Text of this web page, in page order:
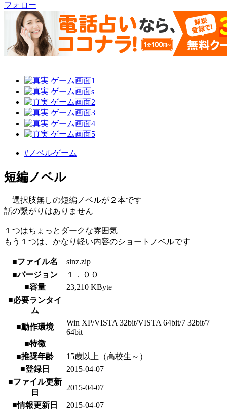
フォロー
#ノベルゲーム
短編ノベル
選択肢無しの短編ノベルが２本です
話の繋がりはありません
１つはちょっとダークな雰囲気
もう１つは、かなり軽い内容のショートノベルです
■ファイル名
sinz.zip
■バージョン
１．００
■容量
23,210 KByte
■必要ランタイ
ム
■動作環境
Win XP/VISTA 32bit/VISTA 64bit/7 32bit/7
64bit
■特徴
■推奨年齢
15歳以上（高校生～）
■登録日
2015-04-07
■ファイル更新
日
2015-04-07
■情報更新日 2015-04-07